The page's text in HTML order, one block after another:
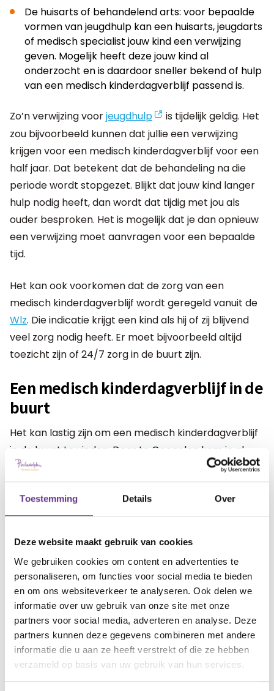
Toestemming Details Over
Deze website maakt gebruik van cookies
We gebruiken cookies om content en advertenties te
personaliseren, om functies voor social media te bieden
en om ons websiteverkeer te analyseren. Ook delen we
informatie over uw gebruik van onze site met onze
partners voor social media, adverteren en analyse. Deze
partners kunnen deze gegevens combineren met andere
informatie die u aan ze heeft verstrekt of die ze hebben
verzameld op basis van uw gebruik van hun services.
De huisarts of behandelend arts: voor bepaalde
vormen van jeugdhulp kan een huisarts, jeugdarts
of medisch specialist jouw kind een verwijzing
geven. Mogelijk heeft deze jouw kind al
onderzocht en is daardoor sneller bekend of hulp
van een medisch kinderdagverblijf passend is.
Zo’n verwijzing voorjeugdhulp
is tijdelijk geldig. Het
zou bijvoorbeeld kunnen dat jullie een verwijzing
krijgen voor een medisch kinderdagverblijf voor een
half jaar. Dat betekent dat de behandeling na die
periode wordt stopgezet. Blijkt dat jouw kind langer
hulp nodig heeft, dan wordt dat tijdig met jou als
ouder besproken. Het is mogelijk dat je dan opnieuw
een verwijzing moet aanvragen voor een bepaalde
tijd.
Het kan ook voorkomen dat de zorg van een
medisch kinderdagverblijf wordt geregeld vanuit de
Wlz. Die indicatie krijgt een kind als hij of zij blijvend
veel zorg nodig heeft. Er moet bijvoorbeeld altijd
toezicht zijn of 24/7 zorg in de buurt zijn.
Een medisch kinderdagverblijf in de
buurt
Het kan lastig zijn om een medisch kinderdagverblijf
in de buurt te vinden. Door te Googelen kom je al
een end, maar het is soms niet direct duidelijk of het
gaat om een regulier of medisch kinderdagverblijf.
Kom je er niet uit, vraag dan bij het CJG, je huisarts of
behandeld arts of zij met jou mee kunnen kijken.
Waarschijnlijk weten zij goed wat de mogelijkheden
Het kan voorkomen dat blijkt dat er geen medisch
kinderdagverblijf bij jou in de buurt is en je dus een
stuk moet rijden om jouw kind hiernaar toe te
brengen. Dat is enorm intensief en misschien
onmogelijk, vooral omdat het om aantal dagdelen in
de week gaat. Je bent steeds heen en weer aan het